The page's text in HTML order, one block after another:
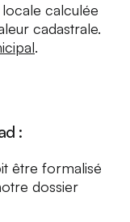
calculée
cadastrale.
.
:
être formalisé
dossier